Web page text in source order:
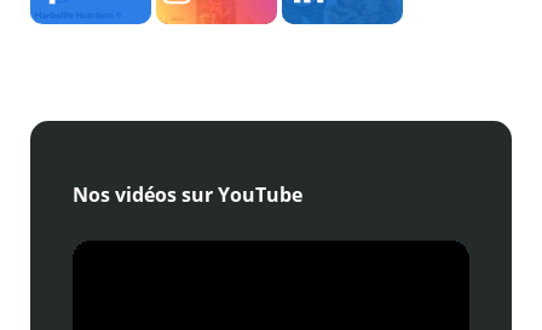
Nos vidéos sur YouTube